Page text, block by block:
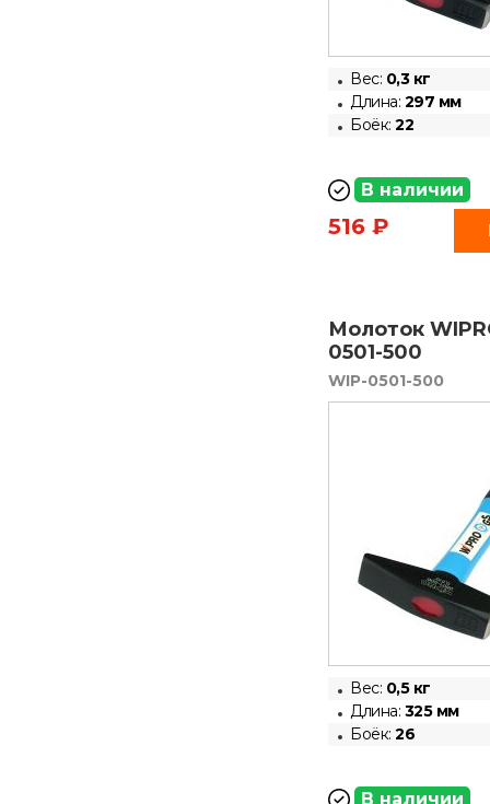
Вес: 0,3 кг
Длина: 297 мм
Боёк: 22
В наличии
516 ₽
Молоток
0501-500
WIP-0501-500
Вес: 0,5 кг
Длина: 325 мм
Боёк: 26
В наличии